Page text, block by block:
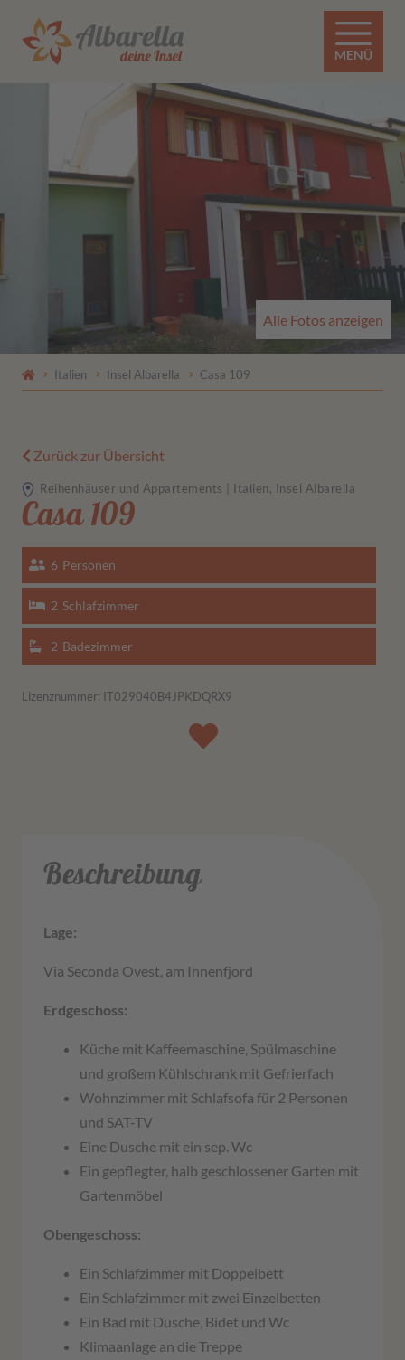
MENÜ
Alle Fotos anzeigen
Italien Insel Albarella Casa 109
Zurück zur Übersicht
Reihenhäuser und Appartements | Italien, Insel Albarella
Casa 109
Personen
6
Schlafzimmer
2
Badezimmer
2
Lizenznummer: IT029040B4JPKDQRX9
Beschreibung
Lage:
Via Seconda Ovest, am Innenfjord
Erdgeschoss:
Küche mit Kaffeemaschine, Spülmaschine
und großem Kühlschrank mit Gefrierfach
Wohnzimmer mit Schlafsofa für 2 Personen
und SAT-TV
Eine Dusche mit ein sep. Wc
Ein gepflegter, halb geschlossener Garten mit
Gartenmöbel
Obengeschoss:
Ein Schlafzimmer mit Doppelbett
Ein Schlafzimmer mit zwei Einzelbetten
Ein Bad mit Dusche, Bidet und Wc
Klimaanlage an die Treppe